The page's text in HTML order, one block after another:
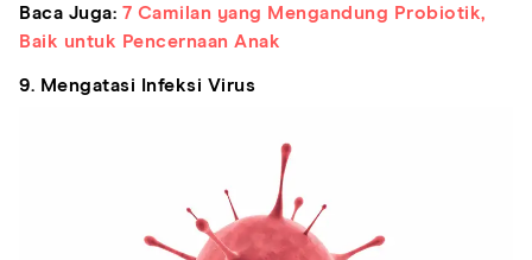
Baca Juga: 7 Camilan yang Mengandung Probiotik,
Baik untuk Pencernaan Anak
9. Mengatasi Infeksi Virus